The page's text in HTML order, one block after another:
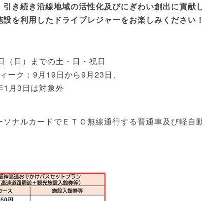
き続き沿線地域の活性化及びにぎわい創出に貢献
を利用したドライブレジャーをお楽しみください！
日）までの土・日・祝日
ーク：9月19日から9月23日、
月3日は対象外
ナルカードでＥＴＣ無線通行する普通車及び軽自